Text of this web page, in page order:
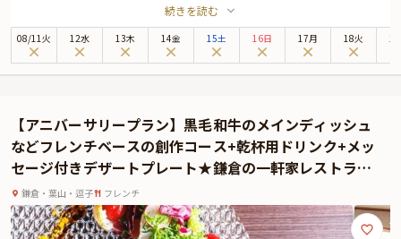
と横浜の海が広がる絶好のロケーション。
ご案内するテーブル席からは夕暮れから夜へと移ろう景色が望め、まるで異国
に訪れたかのような情緒あふれる空間で、特別なひとときをお過ごしいただけ
材をふんだんに使った全4品のコース。シェフが素材の旨みを丁寧に引き出し
た前菜1皿・メイン2皿・デザート1皿を、好みに合わせて組み合わせてお楽し
みいただけます。
またディナーの締めくくりには、想いを込めたメッセージ付きのデザートプレ
ートをご用意。記念日を共に祝うその一瞬に、さりげなく心を伝える演出を添
えます。
続きを読む
08/11火 12水 13木 14金 15土 16日 17月 18火
【アニバーサリープラン】黒毛和牛のメインディッシュ
などフレンチベースの創作コース+乾杯用ドリンク+メッ
セージ付きデザートプレート★鎌倉の一軒家レストラン
で祝う大切な記念日
鎌倉・葉山・逗子 フレンチ